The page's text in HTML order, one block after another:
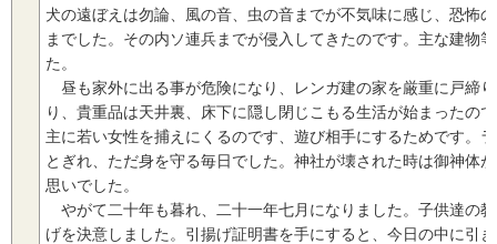
犬の遠ぼえは勿論、風の音、虫の音までが不気味に感じ、恐怖
までした。その内ソ連兵までが侵入してきたのです。主な建物
た。
昼も家外に出る事が危険になり、レンガ建の家を厳重に戸締
り、貴重品は天井裏、床下に隠し閉じこもる生活が始まったの
主に若い女性を捕えにくるのです、遊び相手にするためです。
とぎれ、ただ身を守る毎日でした。神社が壊された時は御神体
思いでした。
やがて二十年も暮れ、二十一年七月になりました。子供達の
げを決意しました。引揚げ証明書を手にすると、今日の中に引